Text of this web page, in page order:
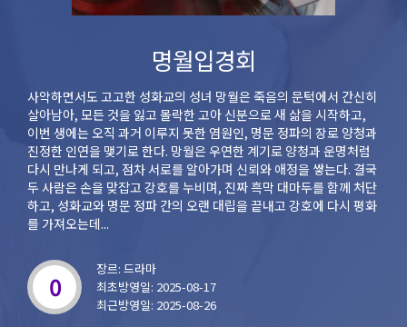
명월입경회
사악하면서도 고고한 성화교의 성녀 망월은 죽음의 문턱에서 간신히
살아남아, 모든 것을 잃고 몰락한 고아 신분으로 새 삶을 시작하고,
이번 생에는 오직 과거 이루지 못한 염원인, 명문 정파의 장로 양청과
진정한 인연을 맺기로 한다. 망월은 우연한 계기로 양청과 운명처럼
다시 만나게 되고, 점차 서로를 알아가며 신뢰와 애정을 쌓는다. 결국
두 사람은 손을 맞잡고 강호를 누비며, 진짜 흑막 대마두를 함께 처단
하고, 성화교와 명문 정파 간의 오랜 대립을 끝내고 강호에 다시 평화
를 가져오는데...
0
장르: 드라마
최초방영일: 2025-08-17
최근방영일: 2025-08-26